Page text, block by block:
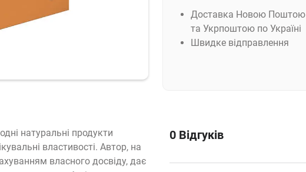
Доставка Новою Поштою
та Укрпоштою по Україні
Швидке відправлення
натуральні продукти
властивості. Автор, на
власного досвіду, дає
0 Відгуків